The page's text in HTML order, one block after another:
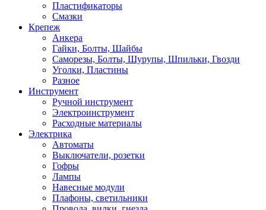
Пластификаторы
Смазки
Крепеж
Анкера
Гайки, Болты, Шайбы
Саморезы, Болты, Шурупы, Шпильки, Гвозди
Уголки, Пластины
Разное
Инструмент
Ручной инструмент
Электроинструмент
Расходные материалы
Электрика
Автоматы
Выключатели, розетки
Гофры
Лампы
Навесные модули
Плафоны, светильники